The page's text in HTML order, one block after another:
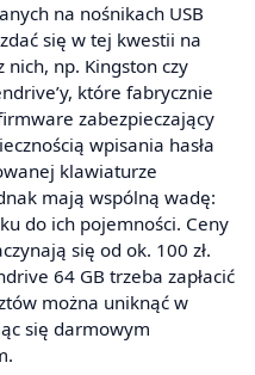
na nośnikach USB
się w tej kwestii na
np. Kingston czy
które fabrycznie
zabezpieczający
wpisania hasła
klawiaturze
mają wspólną wadę:
do ich pojemności. Ceny
się od ok. 100 zł.
64 GB trzeba zapłacić
można uniknąć w
się darmowym